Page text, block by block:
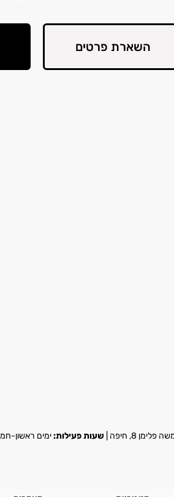
השארת פרטים
8, חיפה | שעות פעילות:ימים ראשון-חמישי בשעות 09:00-